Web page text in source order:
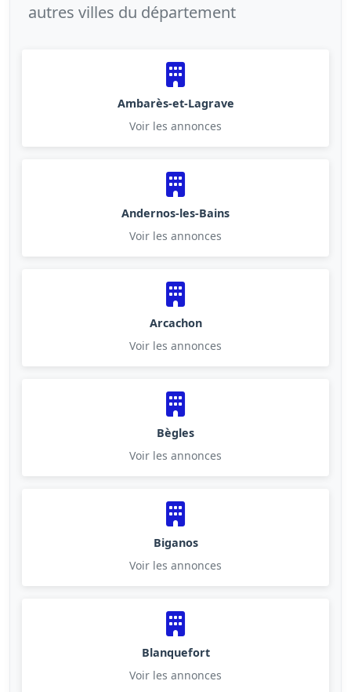
autres villes du département
Ambarès-et-Lagrave
Voir les annonces
Andernos-les-Bains
Voir les annonces
Arcachon
Voir les annonces
Bègles
Voir les annonces
Biganos
Voir les annonces
Blanquefort
Voir les annonces